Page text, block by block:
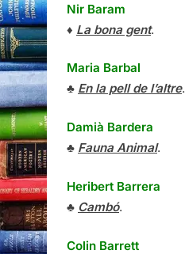
Nir Baram
♦ La bona gent.
Maria Barbal
♣ En la pell de l’altre.
Damià Bardera
♣ Fauna Animal.
Heribert Barrera
♣ Cambó.
Colin Barrett